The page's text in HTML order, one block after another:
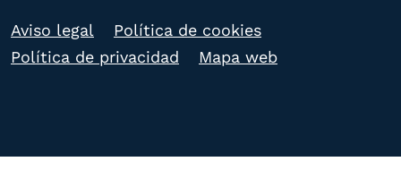
Aviso legal
Política de cookies
Política de privacidad
Mapa web